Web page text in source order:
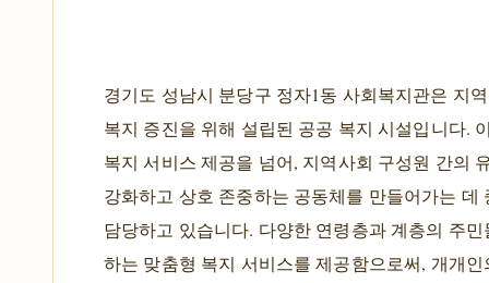
경기도 성남시 분당구 정자1동 사회복지관은 지
복지 증진을 위해 설립된 공공 복지 시설입니다.
복지 서비스 제공을 넘어, 지역사회 구성원 간의
강화하고 상호 존중하는 공동체를 만들어가는 데
담당하고 있습니다. 다양한 연령층과 계층의 주
하는 맞춤형 복지 서비스를 제공함으로써, 개개